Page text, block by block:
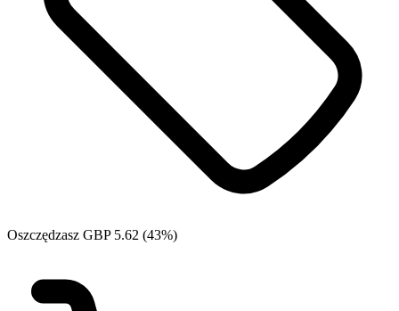
Oszczędzasz GBP 5.62 (43%)